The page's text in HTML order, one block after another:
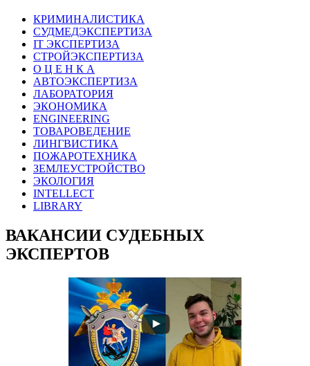
КРИМИНАЛИСТИКА
СУДМЕДЭКСПЕРТИЗА
IT ЭКСПЕРТИЗА
СТРОЙЭКСПЕРТИЗА
О Ц Е Н К А
АВТОЭКСПЕРТИЗА
ЛАБОРАТОРИЯ
ЭКОНОМИКА
ENGINEERING
ТОВАРОВЕДЕНИЕ
ЛИНГВИСТИКА
ПОЖАРОТЕХНИКА
ЗЕМЛЕУСТРОЙСТВО
ЭКОЛОГИЯ
INTELLECT
LIBRARY
ВАКАНСИИ СУДЕБНЫХ
ЭКСПЕРТОВ